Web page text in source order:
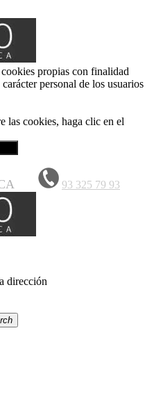
propias con finalidad
personal de los usuarios
las cookies, haga clic en el
93 325 79 93
dirección